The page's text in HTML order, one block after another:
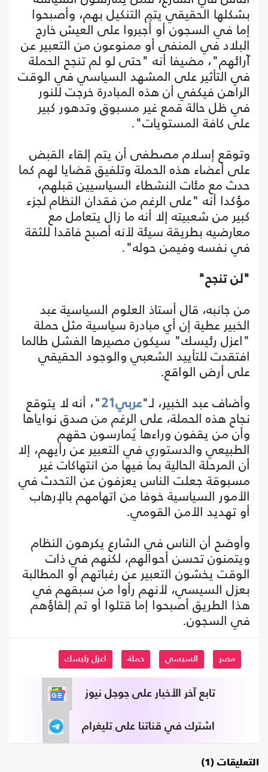
بشكلها الحقيقي يتم التنكيل بهم، وأصبحوا
إما في السجون أو أُجبروا على العيش خارج
البلاد في المنفى أو ممنوعون من التعبير عن
آرائهم"، مضيفا أنه "حتى لو لم تنجح الحملة
في التأثير على المشهد السياسي في الوقت
الراهن فيكفي أن هذه المبادرة خرجت للنور
في ظل حالة قمع غير مسبوق وتدهور كبير
على كافة المستويات".
وتوقع إسلام مصطفى أن يتم إلقاء القبض
على أعضاء هذه الحملة وتلفيق قضايا لهم كما
حدث مع مئات النشطاء السياسيين قبلهم،
مؤكدا أنه "على الرغم من فقدان النظام لجزء
كبير من شعبيته إلا أنه ما زال يتعامل مع
معارضيه بطريقة سيئة لأنه أصبح فاقدا للثقة
في نفسه وفيمن حوله".
"لن تنجح"
من جانبه، قال أستاذ العلوم السياسية عبد
الخبير عطية إن أي مبادرة سياسية مثل حملة
"اعزل رئيسك" سيكون مصيرها الفشل طالما
افتقدت للتأييد الشعبي والوجود الحقيقي
على أرض الواقع.
وأضاف عبد الخبير، لـ"عربي21 "، أنه لا يتوقع
نجاح هذه الحملة، على الرغم من صدق نواياها
وأن من يقفون وراءها يُمارسون حقهم
الطبيعي والدستوري في التعبير عن رأيهم، إلا
أن المرحلة الحالية بما فيها من انتهاكات غير
مسبوقة جعلت الناس يعزفون عن التحدث في
الأمور السياسية خوفا من اتهامهم بالإرهاب
أو تهديد الأمن القومي.
وأوضح أن الناس في الشارع يكرهون النظام
ويتمنون تحسن أحوالهم، لكنهم في ذات
الوقت يخشون التعبير عن رغباتهم أو المطالبة
بعزل السيسي، لأنهم رأوا من سبقهم في
هذا الطريق أصبحوا إما قتلوا أو تم إلقاؤهم
في السجون.
مصر السيسي حملة اعزل رئيسك
تابع آخر الأخبار على جوجل نيوز
اشترك في قناتنا على تليغرام
التعليقات (1)